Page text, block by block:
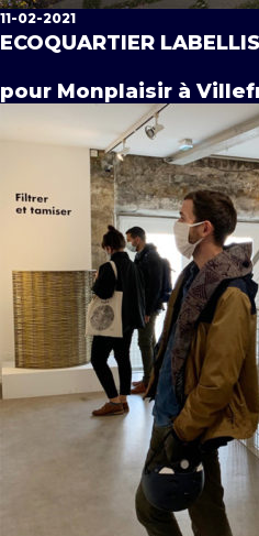
11-02-2021
ECOQUARTIER
pour Monplaisir à